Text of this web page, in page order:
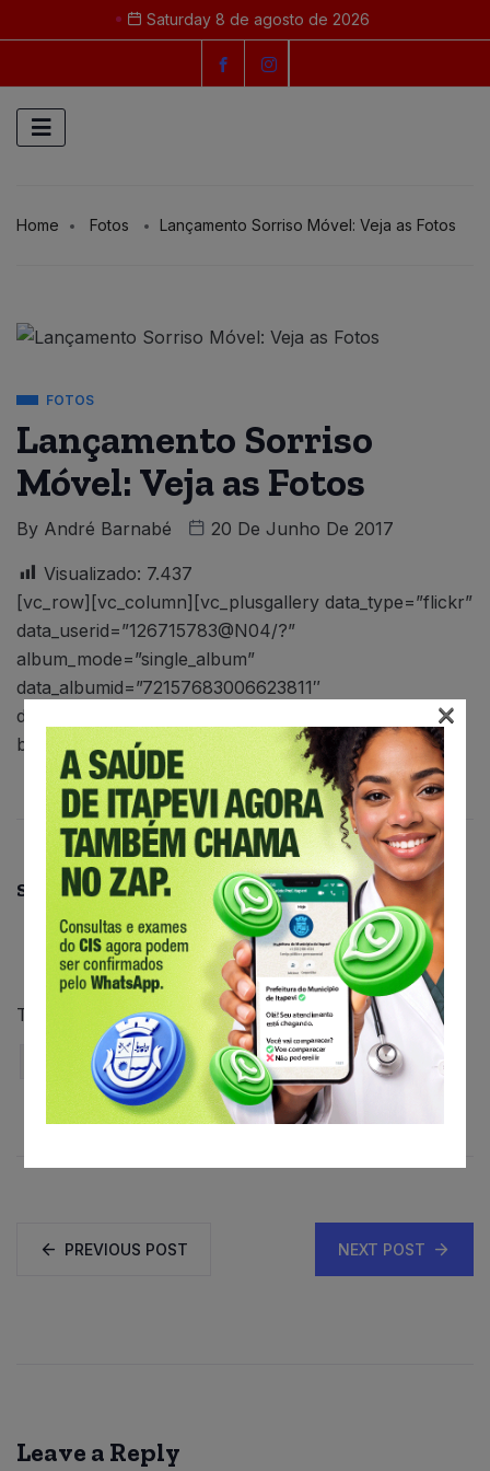
Saturday 8 de agosto de 2026
Home Fotos Lançamento Sorriso Móvel: Veja as Fotos
FOTOS
Lançamento Sorriso
Móvel: Veja as Fotos
By André Barnabé 20 De Junho De 2017
Visualizado: 7.437
[vc_row][vc_column][vc_plusgallery data_type=”flickr”
data_userid=”126715783@N04/?”
album_mode=”single_album”
data_albumid=”72157683006623811″
data_albumlimit=”20″ data_limit=”65″
box_color=”#636363″][/vc_column][/vc_row]
Share This:
Tags: barnabefotografia Canal Itapevi
Ricardo Vick saúde
PREVIOUS POST NEXT POST
Leave a Reply
×